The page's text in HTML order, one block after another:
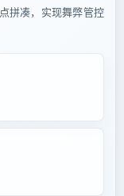
拼凑，实现舞弊管控